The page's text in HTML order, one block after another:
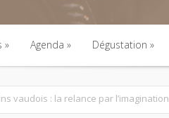
Agenda
Agenda
Dégustation
Dégustation
vaudois : la relance par l’imagination